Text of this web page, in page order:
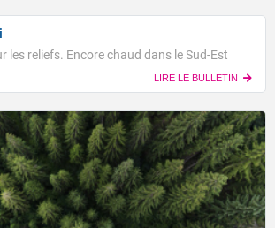
les reliefs. Encore chaud dans le Sud-Est
LIRE LE BULLETIN